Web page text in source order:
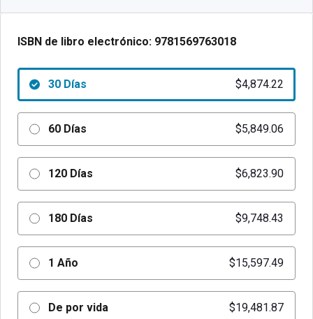
ISBN de libro electrónico: 9781569763018
30 Días $4,874.22
60 Días $5,849.06
120 Días $6,823.90
180 Días $9,748.43
1 Año $15,597.49
De por vida $19,481.87